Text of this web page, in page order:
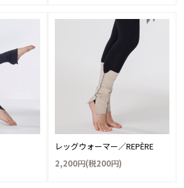
レッグウォーマー／REPÈRE
2,200円(税200円)